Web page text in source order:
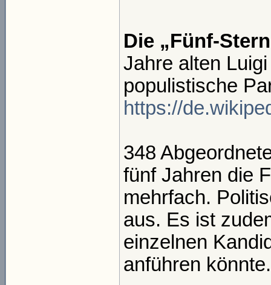
Die „Fünf-
Jahre alten
populistische
https://
348
fünf Jahren die
mehrfach.
aus. Es ist
einzelnen
anführen könnte.